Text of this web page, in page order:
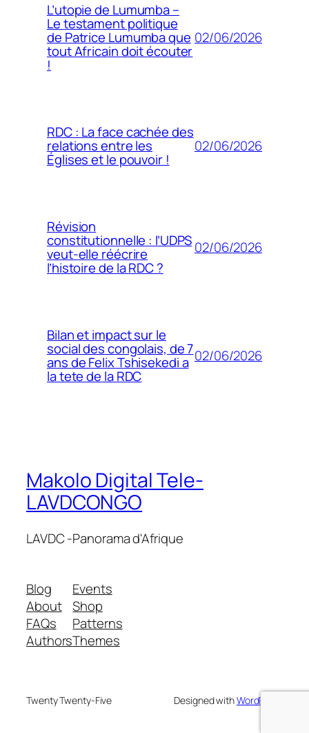
L’utopie de Lumumba –
Le testament politique
de Patrice Lumumba que
tout Africain doit écouter
!
02/06/2026
RDC : La face cachée des
relations entre les
Églises et le pouvoir !
02/06/2026
Révision
constitutionnelle : l’UDPS
veut-elle réécrire
l’histoire de la RDC ?
02/06/2026
Bilan et impact sur le
social des congolais, de 7
ans de Felix Tshisekedi a
la tete de la RDC
02/06/2026
Makolo Digital Tele-
LAVDCONGO
LAVDC -Panorama d'Afrique
Blog
About
FAQs
Authors
Events
Shop
Patterns
Themes
Twenty Twenty-Five Designed withWordPress